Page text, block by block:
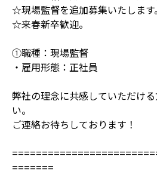
☆現場監督を追加募集いたします。
☆来春新卒歓迎。
①職種：現場監督
・雇用形態：正社員
弊社の理念に共感していただけ
い。
ご連絡お待ちしております！
=======